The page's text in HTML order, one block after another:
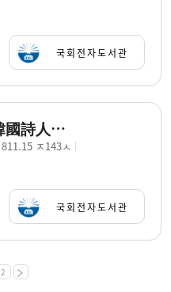
국회전자도서관
속의 바다 / 全鳳健 著 ; 韓國詩人協會 編
811.15 ㅈ143ㅅ
국회전자도서관
2